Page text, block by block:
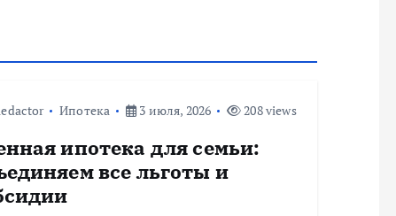
Ипотека 3 июля, 2026 208 views
ипотека для семьи:
все льготы и